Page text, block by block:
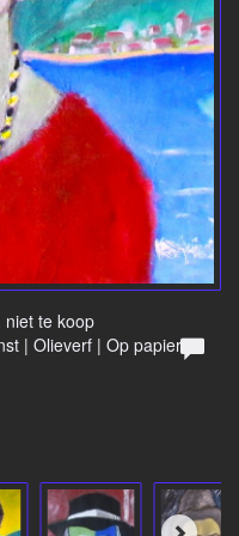
te koop
| Olieverf | Op papier